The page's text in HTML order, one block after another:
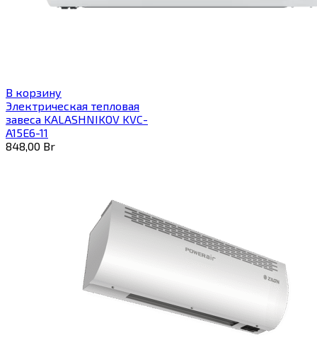
В корзину
Электрическая тепловая
завеса KALASHNIKOV KVC-
A15E6-11
848,00 Br